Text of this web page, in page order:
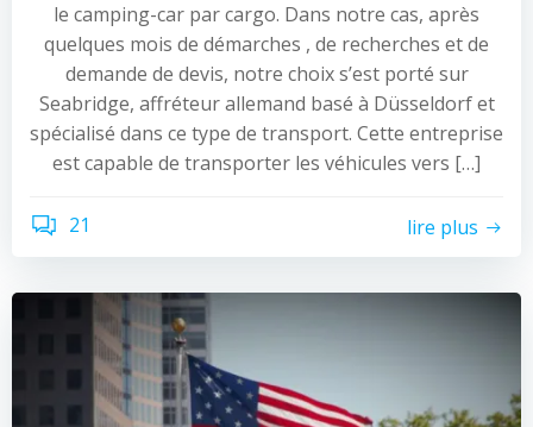
le camping-car par cargo. Dans notre cas, après
quelques mois de démarches , de recherches et de
demande de devis, notre choix s’est porté sur
Seabridge, affréteur allemand basé à Düsseldorf et
spécialisé dans ce type de transport. Cette entreprise
est capable de transporter les véhicules vers […]
21 lire plus